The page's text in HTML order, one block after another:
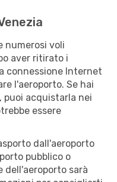
numerosi voli
aver ritirato i
connessione Internet
l'aeroporto. Se hai
puoi acquistarla nei
essere
dall'aeroporto
pubblico o
dell'aeroporto sarà